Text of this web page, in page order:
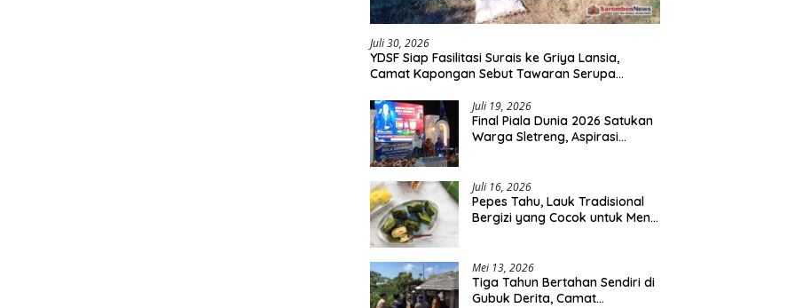
Juli 30, 2026
YDSF Siap Fasilitasi Surais ke Griya Lansia,
Camat Kapongan Sebut Tawaran Serupa
Juli 19, 2026
Final Piala Dunia 2026 Satukan
Warga Sletreng, Aspirasi
Juli 16, 2026
Pepes Tahu, Lauk Tradisional
Bergizi yang Cocok untuk Menu
Mei 13, 2026
Tiga Tahun Bertahan Sendiri di
Gubuk Derita, Camat